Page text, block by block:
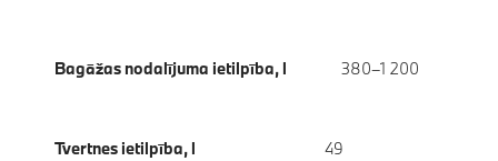
Bagāžas nodalījuma ietilpība, l 380–1 200
Tvertnes ietilpība, l 49